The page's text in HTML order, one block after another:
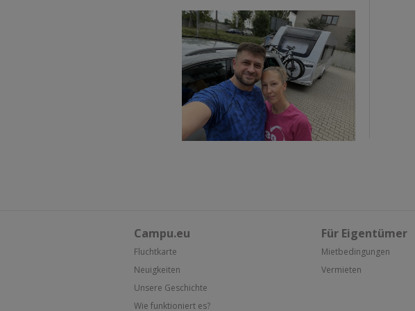
Campu.eu
Fluchtkarte
Neuigkeiten
Unsere Geschichte
Wie funktioniert es?
Für Eigentümer
Mietbedingungen
Vermieten